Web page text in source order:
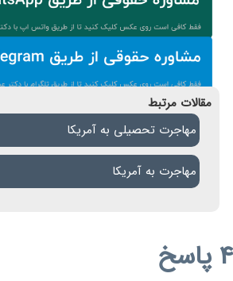
مقالات مرتبط
مهاجرت تحصیلی به آمریکا
مهاجرت به آمریکا
4 پاسخ